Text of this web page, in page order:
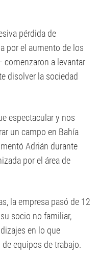
pérdida de
por el aumento de los
comenzaron a levantar
disolver la sociedad
espectacular y nos
un campo en Bahía
Adrián durante
por el área de
la empresa pasó de 12
socio no familiar,
en lo que
equipos de trabajo.